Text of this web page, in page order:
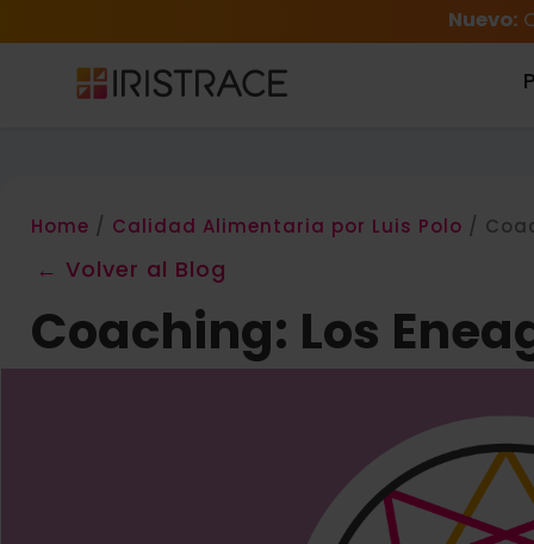
Nuevo:
Home / Calidad Alimentaria por Luis Polo /
← Volver al Blog
Coaching: Los